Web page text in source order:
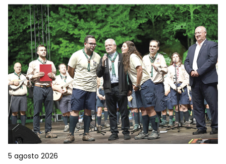
5 agosto 2026